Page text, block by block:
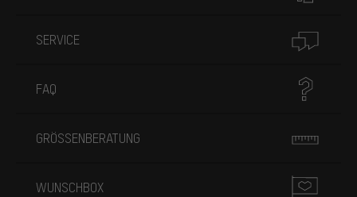
SERVICE
FAQ
GRÖSSENBERATUNG
WUNSCHBOX